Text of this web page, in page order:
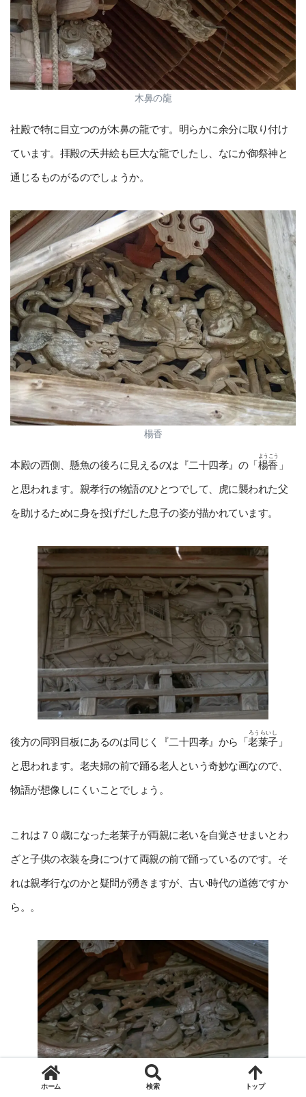
木鼻の龍
社殿で特に目立つのが木鼻の龍です。明らかに余分に取り付け
ています。拝殿の天井絵も巨大な龍でしたし、なにか御祭神と
通じるものがるのでしょうか。
楊香
本殿の西側、懸魚の後ろに見えるのは『二十四孝』の「楊香
ようこう
」
と思われます。親孝行の物語のひとつでして、虎に襲われた父
を助けるために身を投げだした息子の姿が描かれています。
後方の同羽目板にあるのは同じく『二十四孝』から「 老莱子
ろうらいし
」
と思われます。老夫婦の前で踊る老人という奇妙な画なので、
物語が想像しにくいことでしょう。
これは７０歳になった老莱子が両親に老いを自覚させまいとわ
ざと子供の衣装を身につけて両親の前で踊っているのです。そ
れは親孝行なのかと疑問が湧きますが、古い時代の道徳ですか
ら。。
ホーム 検索 トップ